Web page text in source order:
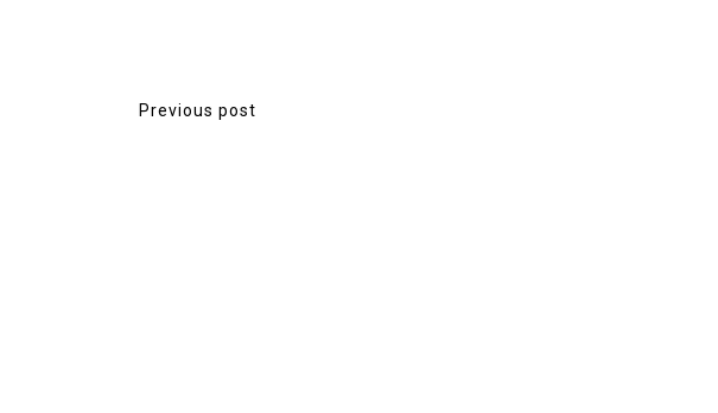
P
Previous post